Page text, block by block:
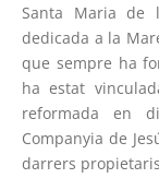
Santa Maria de
dedicada a la
que sempre ha
ha estat
reformada en
Companyia de
darrers